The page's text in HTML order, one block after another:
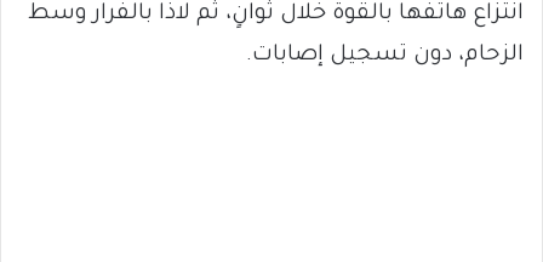
انتزاع هاتفها بالقوة خلال ثوانٍ، ثم لاذا بالفرار وسط
الزحام، دون تسجيل إصابات.